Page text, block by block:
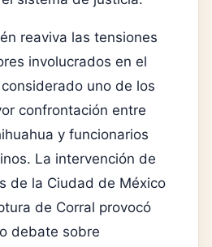
reaviva las tensiones
involucrados en el
uno de los
confrontación entre
y funcionarios
La intervención de
de la Ciudad de México
de Corral provocó
debate sobre